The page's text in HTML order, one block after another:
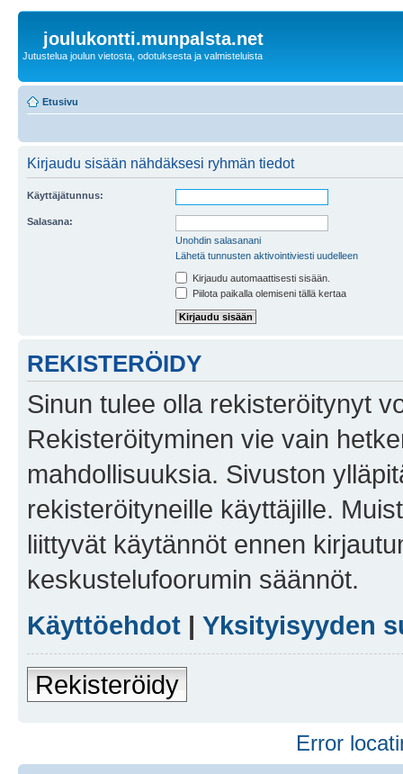
joulukontti.munpalsta.net
Jutustelua joulun vietosta, odotuksesta ja valmisteluista
Etusivu
Kirjaudu sisään nähdäksesi ryhmän tiedot
Käyttäjätunnus:
Salasana:
Unohdin salasanani
Lähetä tunnusten aktivointiviesti uudelleen
Kirjaudu automaattisesti sisään.
Piilota paikalla olemiseni tällä kertaa
REKISTERÖIDY
Sinun tulee olla rekisteröitynyt
Rekisteröityminen vie vain
mahdollisuuksia. Sivuston
rekisteröityneille käyttäjille.
liittyvät käytännöt ennen
keskustelufoorumin säännöt.
Käyttöehdot | Yksityisyyden
Rekisteröidy
Error